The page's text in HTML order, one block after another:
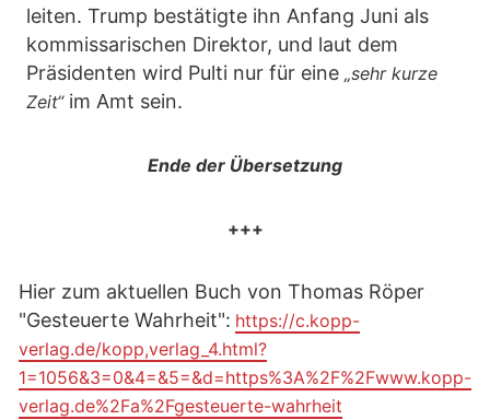
leiten. Trump bestätigte ihn Anfang Juni als
kommissarischen Direktor, und laut dem
Präsidenten wird Pulti nur für eine „sehr kurze
Zeit“im Amt sein.
Ende der Übersetzung
+++
Hier zum aktuellen Buch von Thomas Röper
"Gesteuerte Wahrheit": https://c.kopp-
verlag.de/kopp,verlag_4.html?
1=1056&3=0&4=&5=&d=https%3A%2F%2Fwww.kopp-
verlag.de%2Fa%2Fgesteuerte-wahrheit